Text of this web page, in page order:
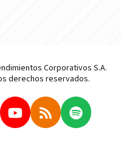
Corporativos S.A.
derechos reservados.